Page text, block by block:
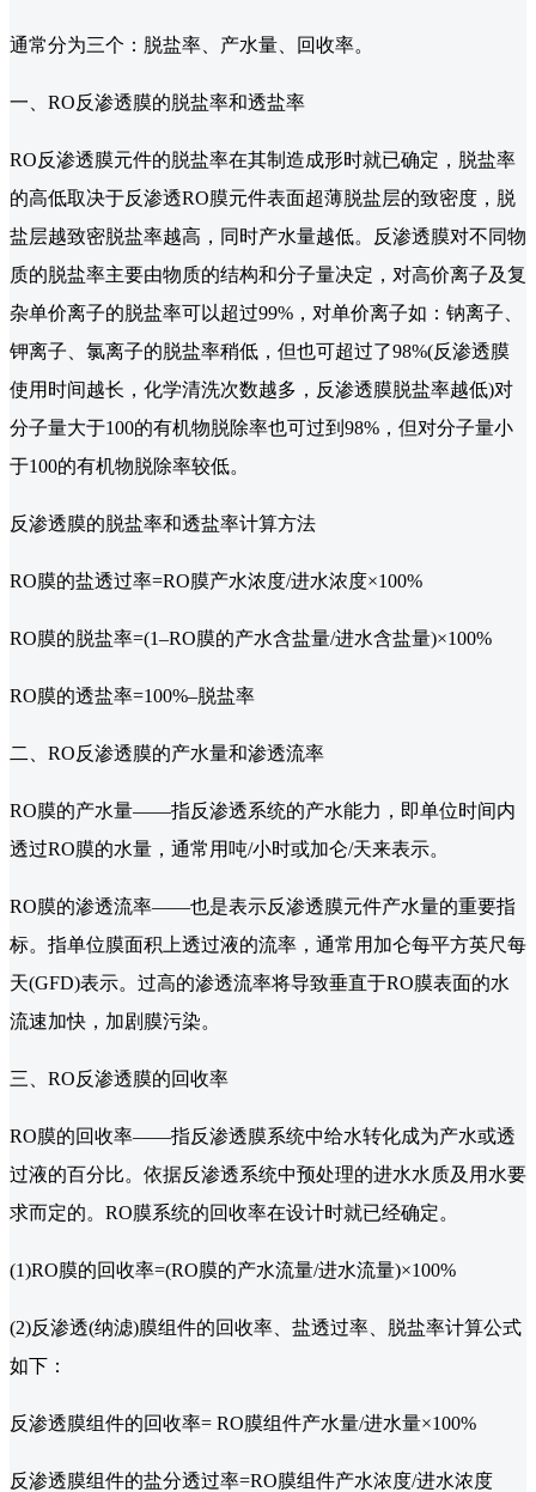
通常分为三个：脱盐率、产水量、回收率。
一、RO反渗透膜的脱盐率和透盐率
RO反渗透膜元件的脱盐率在其制造成形时就已确定，脱盐率
的高低取决于反渗透RO膜元件表面超薄脱盐层的致密度，脱
盐层越致密脱盐率越高，同时产水量越低。反渗透膜对不同物
质的脱盐率主要由物质的结构和分子量决定，对高价离子及复
杂单价离子的脱盐率可以超过99%，对单价离子如：钠离子、
钾离子、氯离子的脱盐率稍低，但也可超过了98%(反渗透膜
使用时间越长，化学清洗次数越多，反渗透膜脱盐率越低)对
分子量大于100的有机物脱除率也可过到98%，但对分子量小
于100的有机物脱除率较低。
反渗透膜的脱盐率和透盐率计算方法
RO膜的盐透过率=RO膜产水浓度/进水浓度×100%
RO膜的脱盐率=(1–RO膜的产水含盐量/进水含盐量)×100%
RO膜的透盐率=100%–脱盐率
二、RO反渗透膜的产水量和渗透流率
RO膜的产水量——指反渗透系统的产水能力，即单位时间内
透过RO膜的水量，通常用吨/小时或加仑/天来表示。
RO膜的渗透流率——也是表示反渗透膜元件产水量的重要指
标。指单位膜面积上透过液的流率，通常用加仑每平方英尺每
天(GFD)表示。过高的渗透流率将导致垂直于RO膜表面的水
流速加快，加剧膜污染。
三、RO反渗透膜的回收率
RO膜的回收率——指反渗透膜系统中给水转化成为产水或透
过液的百分比。依据反渗透系统中预处理的进水水质及用水要
求而定的。RO膜系统的回收率在设计时就已经确定。
(1)RO膜的回收率=(RO膜的产水流量/进水流量)×100%
(2)反渗透(纳滤)膜组件的回收率、盐透过率、脱盐率计算公式
如下：
反渗透膜组件的回收率= RO膜组件产水量/进水量×100%
反渗透膜组件的盐分透过率=RO膜组件产水浓度/进水浓度